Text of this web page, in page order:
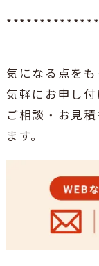
気になる点を
気軽にお申し付
ご相談・お見
ます。